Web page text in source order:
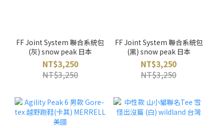
FF Joint System 聯合系統包
(灰) snow peak 日本
NT$3,250
NT$3,250
FF Joint System 聯合系統包
(黑) snow peak 日本
NT$3,250
NT$3,250